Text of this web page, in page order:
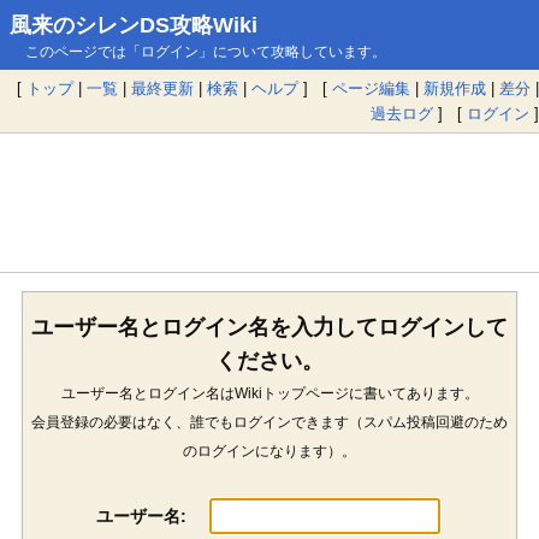
風来のシレンDS攻略Wiki
このページでは「ログイン」について攻略しています。
[ トップ| 一覧 | 最終更新 | 検索 | ヘルプ] [ ページ編集 | 新規作成 | 差分 |
過去ログ ] [ ログイン ]
ユーザー名とログイン名を入力してログインして
ください。
ユーザー名とログイン名はWikiトップページに書いてあります。
会員登録の必要はなく、誰でもログインできます（スパム投稿回避のため
のログインになります）。
ユーザー名: